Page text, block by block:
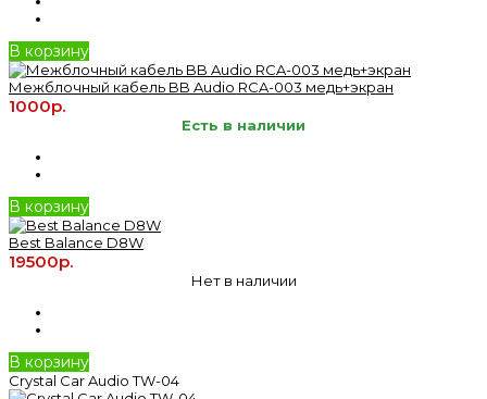
В корзину
Межблочный кабель BB Audio RCA-003 медь+экран
1000р.
Есть в наличии
В корзину
Best Balance D8W
19500р.
Нет в наличии
В корзину
Crystal Car Audio TW-04